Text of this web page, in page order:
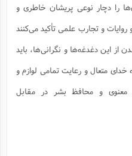
را دچار نوعی پریشان خاطری و
و تجارب علمی تأکید می‌کنند
این دغدغه‌ها و نگرانی‌ها، باید
خدای متعال و رعایت تمامی لوازم و
معنوی و محافظ بشر در مقابل